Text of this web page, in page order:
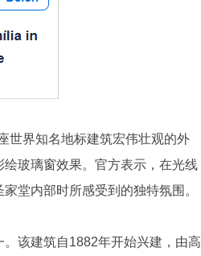
世界知名地标建筑宏伟壮观的外
玻璃窗效果。官方表示，在光线
堂内部时所感受到的独特氛围。
该建筑自1882年开始兴建，由高